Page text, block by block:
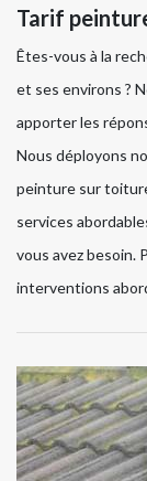
Tarif
Êtes-vous à la
et ses environs ?
apporter les
Nous déployons
peinture sur
services
vous avez besoin.
interventions